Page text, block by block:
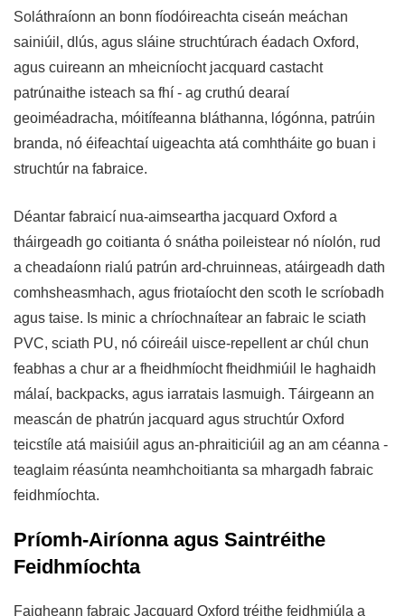
Soláthraíonn an bonn fíodóireachta ciseán meáchan
sainiúil, dlús, agus sláine struchtúrach éadach Oxford,
agus cuireann an mheicníocht jacquard castacht
patrúnaithe isteach sa fhí - ag cruthú dearaí
geoiméadracha, móitífeanna bláthanna, lógónna, patrúin
branda, nó éifeachtaí uigeachta atá comhtháite go buan i
struchtúr na fabraice.
Déantar fabraicí nua-aimseartha jacquard Oxford a
tháirgeadh go coitianta ó snátha poileistear nó níolón, rud
a cheadaíonn rialú patrún ard-chruinneas, atáirgeadh dath
comhsheasmhach, agus friotaíocht den scoth le scríobadh
agus taise. Is minic a chríochnaítear an fabraic le sciath
PVC, sciath PU, nó cóireáil uisce-repellent ar chúl chun
feabhas a chur ar a fheidhmíocht fheidhmiúil le haghaidh
málaí, backpacks, agus iarratais lasmuigh. Táirgeann an
meascán de phatrún jacquard agus struchtúr Oxford
teicstíle atá maisiúil agus an-phraiticiúil ag an am céanna -
teaglaim réasúnta neamhchoitianta sa mhargadh fabraic
feidhmíochta.
Príomh-Airíonna agus Saintréithe
Feidhmíochta
Faigheann fabraic Jacquard Oxford tréithe feidhmiúla a